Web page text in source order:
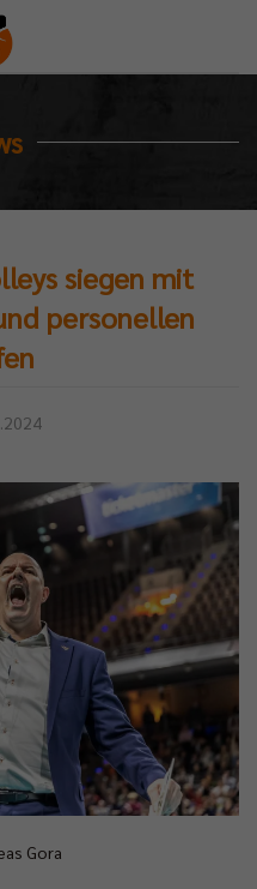
siegen mit
personellen
Gora